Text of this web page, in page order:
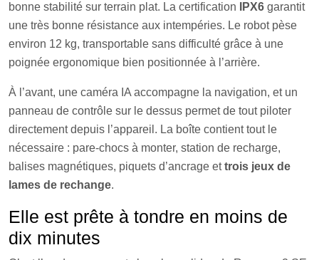
bonne stabilité sur terrain plat. La certification
IPX6 garantit
une très bonne résistance aux intempéries. Le robot pèse
environ 12 kg, transportable sans difficulté grâce à une
poignée ergonomique bien positionnée à l’arrière.
À l’avant, une caméra IA accompagne la navigation, et un
panneau de contrôle sur le dessus permet de tout piloter
directement depuis l’appareil. La boîte contient tout le
nécessaire : pare-chocs à monter, station de recharge,
balises magnétiques, piquets d’ancrage ettrois jeux de
lames de rechange.
Elle est prête à tondre en moins de
dix minutes